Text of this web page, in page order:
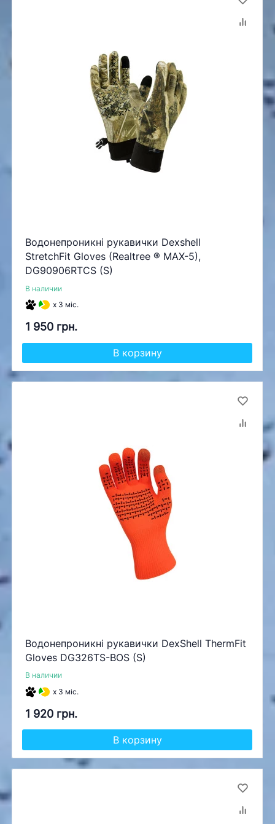
Водонепроникні рукавички Dexshell
StretchFit Gloves (Realtree ® MAX-5),
DG90906RTCS (S)
В наличии
x 3 міс.
1 950 грн.
В корзину
Водонепроникні рукавички DexShell ThermFit
Gloves DG326TS-BOS (S)
В наличии
x 3 міс.
1 920 грн.
В корзину